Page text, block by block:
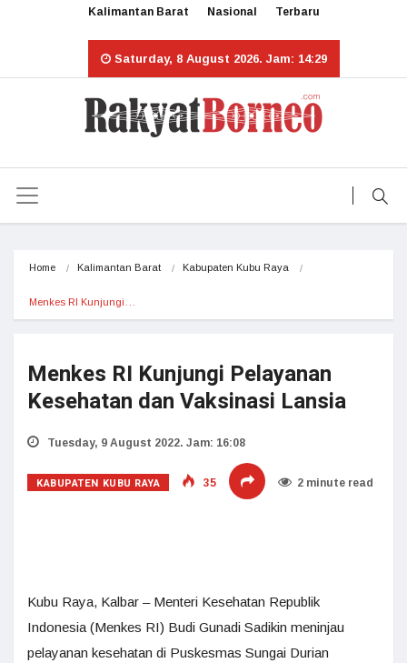
Kalimantan Barat Nasional Terbaru
Saturday, 8 August 2026. Jam: 14:29
Home Kalimantan Barat Kabupaten Kubu Raya
Menkes RI Kunjungi…
Menkes RI Kunjungi Pelayanan
Kesehatan dan Vaksinasi Lansia
Tuesday, 9 August 2022. Jam: 16:08
KABUPATEN KUBU RAYA 35 2 minute read
Kubu Raya, Kalbar – Menteri Kesehatan Republik
Indonesia (Menkes RI) Budi Gunadi Sadikin meninjau
pelayanan kesehatan di Puskesmas Sungai Durian